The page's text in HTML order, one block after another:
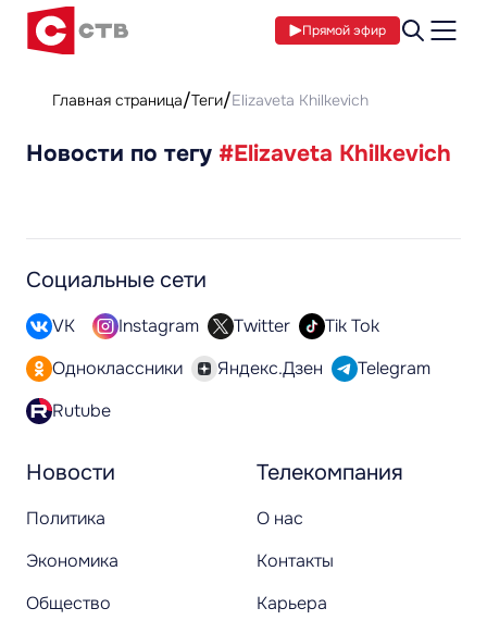
Прямой эфир
Главная страница Теги Elizaveta Khilkevich
Новости по тегу #Elizaveta Khilkevich
Новости
Политика
Экономика
Общество
Телекомпания
О нас
Контакты
Карьера
Социальные сети
VK Instagram Twitter
Tik Tok
Одноклассники
Яндекс.Дзен
Telegram
Rutube